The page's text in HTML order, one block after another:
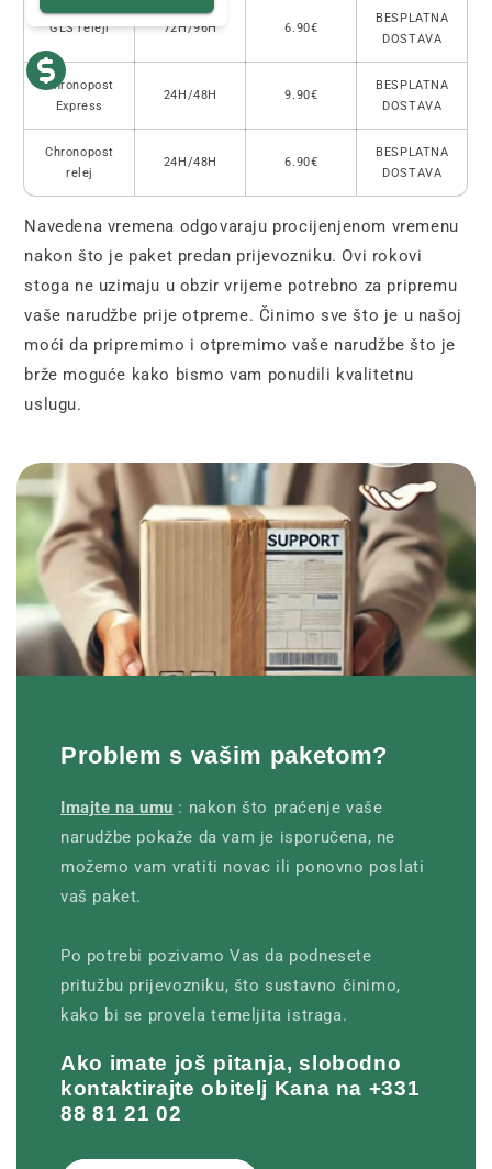
GLS releji 72H/96H 6.90€
BESPLATNA
DOSTAVA
Chronopost
Express
24H/48H 9.90€
BESPLATNA
DOSTAVA
Chronopost
relej
24H/48H 6.90€
BESPLATNA
DOSTAVA
Navedena vremena odgovaraju procijenjenom vremenu
nakon što je paket predan prijevozniku. Ovi rokovi
stoga ne uzimaju u obzir vrijeme potrebno za pripremu
vaše narudžbe prije otpreme. Činimo sve što je u našoj
moći da pripremimo i otpremimo vaše narudžbe što je
brže moguće kako bismo vam ponudili kvalitetnu
uslugu.
Problem s vašim paketom?
Imajte na umu : nakon što praćenje vaše
narudžbe pokaže da vam je isporučena, ne
možemo vam vratiti novac ili ponovno poslati
vaš paket.
Po potrebi pozivamo Vas da podnesete
pritužbu prijevozniku, što sustavno činimo,
kako bi se provela temeljita istraga.
Ako imate još pitanja, slobodno
kontaktirajte obitelj Kana na +331
88 81 21 02